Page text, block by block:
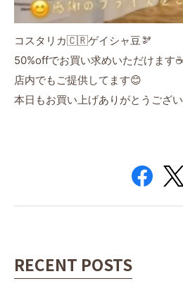
コスタリカ🇨🇷ゲイシャ豆🫘
50%offでお買い求めいただけます☕️
店内でもご提供してます😊
本日もお買い上げありがとうござ
RECENT POSTS